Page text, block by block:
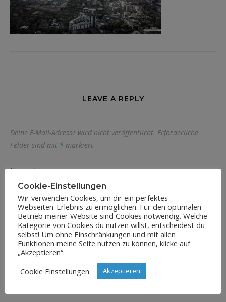
LEAVE A REPLY
Deine E-Mail-Adresse wird nicht veröffentlicht. Erforderliche
Felder sind mit * markiert
Name*
E-Mail-Adresse*
Cookie-Einstellungen
Wir verwenden Cookies, um dir ein perfektes
Webseiten-Erlebnis zu ermöglichen. Für den optimalen
Betrieb meiner Website sind Cookies notwendig. Welche
Kategorie von Cookies du nutzen willst, entscheidest du
selbst! Um ohne Einschränkungen und mit allen
Funktionen meine Seite nutzen zu können, klicke auf
„Akzeptieren“.
Cookie Einstellungen
Akzeptieren